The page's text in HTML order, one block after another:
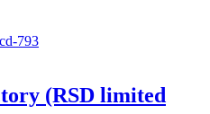
(RSD limited